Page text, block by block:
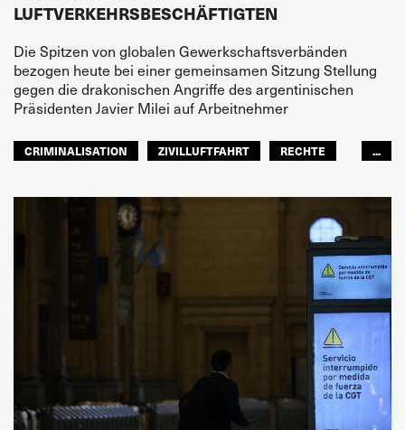
LUFTVERKEHRSBESCHÄFTIGTEN
Die Spitzen von globalen Gewerkschaftsverbänden
bezogen heute bei einer gemeinsamen Sitzung Stellung
gegen die drakonischen Angriffe des argentinischen
Präsidenten Javier Milei auf Arbeitnehmer
CRIMINALISATION ZIVILLUFTFAHRT
RECHTE
...